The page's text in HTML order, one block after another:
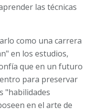
las técnicas
como una carrera
en los estudios,
que en un futuro
para preservar
"habilidades
en el arte de